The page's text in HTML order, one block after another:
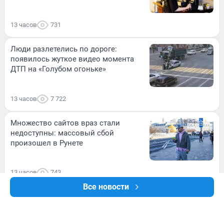
Все новости
13 часов 731
Люди разлетелись по дороге:
появилось жуткое видео момента
ДТП на «Голубом огоньке»
13 часов 7 722
Множество сайтов враз стали
недоступны: массовый сбой
произошел в Рунете
13 часов 743
ВИДЕО